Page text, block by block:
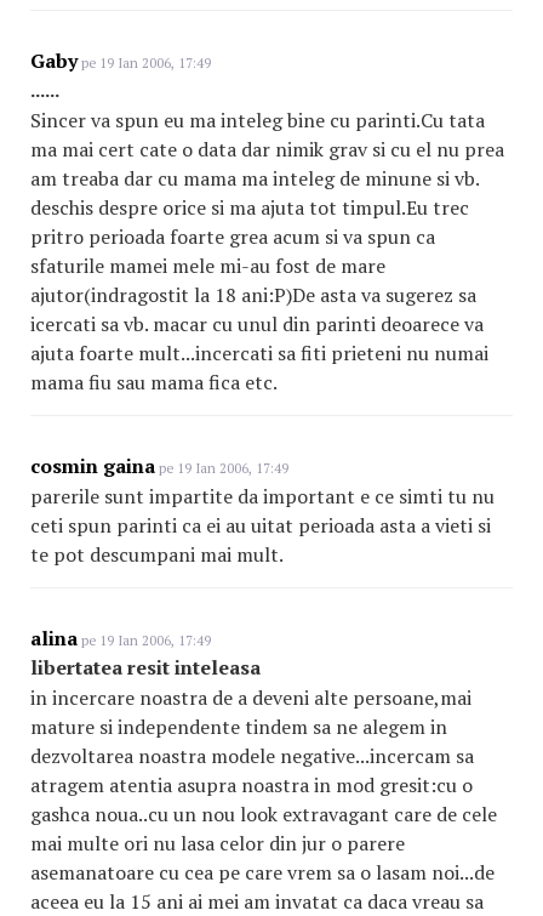
Gabype 19 Ian 2006, 17:49
......
Sincer va spun eu ma inteleg bine cu parinti.Cu tata
ma mai cert cate o data dar nimik grav si cu el nu prea
am treaba dar cu mama ma inteleg de minune si vb.
deschis despre orice si ma ajuta tot timpul.Eu trec
pritro perioada foarte grea acum si va spun ca
sfaturile mamei mele mi-au fost de mare
ajutor(indragostit la 18 ani:P)De asta va sugerez sa
icercati sa vb. macar cu unul din parinti deoarece va
ajuta foarte mult...incercati sa fiti prieteni nu numai
mama fiu sau mama fica etc.
cosmin gaina pe 19 Ian 2006, 17:49
parerile sunt impartite da important e ce simti tu nu
ceti spun parinti ca ei au uitat perioada asta a vieti si
te pot descumpani mai mult.
alina pe 19 Ian 2006, 17:49
libertatea resit inteleasa
in incercare noastra de a deveni alte persoane,mai
mature si independente tindem sa ne alegem in
dezvoltarea noastra modele negative...incercam sa
atragem atentia asupra noastra in mod gresit:cu o
gashca noua..cu un nou look extravagant care de cele
mai multe ori nu lasa celor din jur o parere
asemanatoare cu cea pe care vrem sa o lasam noi...de
aceea eu la 15 ani ai mei am invatat ca daca vreau sa